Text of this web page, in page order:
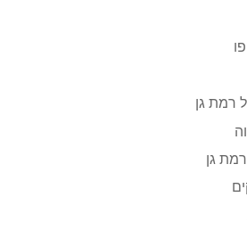
רמת גן
גן